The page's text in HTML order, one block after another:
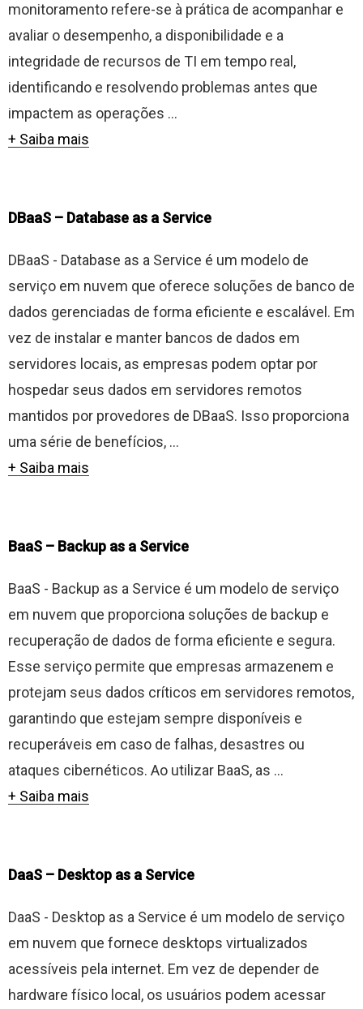
monitoramento refere-se à prática de acompanhar e
avaliar o desempenho, a disponibilidade e a
integridade de recursos de TI em tempo real,
identificando e resolvendo problemas antes que
impactem as operações ...
+ Saiba mais
DBaaS – Database as a Service
DBaaS - Database as a Service é um modelo de
serviço em nuvem que oferece soluções de banco de
dados gerenciadas de forma eficiente e escalável. Em
vez de instalar e manter bancos de dados em
servidores locais, as empresas podem optar por
hospedar seus dados em servidores remotos
mantidos por provedores de DBaaS. Isso proporciona
uma série de benefícios, ...
+ Saiba mais
BaaS – Backup as a Service
BaaS - Backup as a Service é um modelo de serviço
em nuvem que proporciona soluções de backup e
recuperação de dados de forma eficiente e segura.
Esse serviço permite que empresas armazenem e
protejam seus dados críticos em servidores remotos,
garantindo que estejam sempre disponíveis e
recuperáveis em caso de falhas, desastres ou
ataques cibernéticos. Ao utilizar BaaS, as ...
+ Saiba mais
DaaS – Desktop as a Service
DaaS - Desktop as a Service é um modelo de serviço
em nuvem que fornece desktops virtualizados
acessíveis pela internet. Em vez de depender de
hardware físico local, os usuários podem acessar